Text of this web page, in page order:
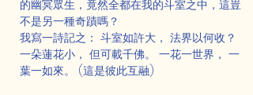
的幽冥眾生，竟然全都在我的斗室之中，這豈
不是另一種奇蹟嗎？
我寫一詩記之： 斗室如許大， 法界以何收？
一朵蓮花小， 但可載千佛。 一花一世界， 一
葉一如來。 (這是彼此互融)